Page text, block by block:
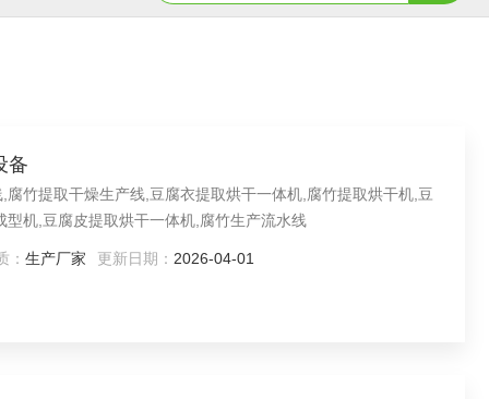
备
竹提取干燥生产线,豆腐衣提取烘干一体机,腐竹提取烘干机,豆
机,豆腐皮提取烘干一体机,腐竹生产流水线
： 生产厂家 更新日期： 2026-04-01